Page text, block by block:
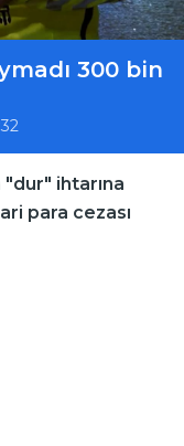
300 bin
ihtarına
para cezası